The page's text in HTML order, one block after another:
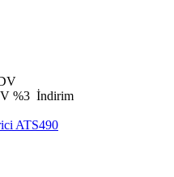
%3 İndirim
ATS490